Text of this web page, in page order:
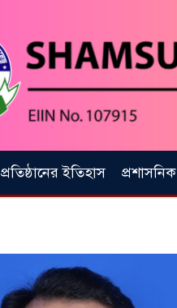
প্রতিষ্ঠানের ইতিহাস প্রশাসনিক